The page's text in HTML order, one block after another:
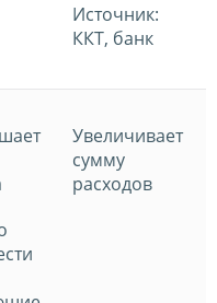
Источник:
ККТ, банк
Увеличивает
сумму
расходов